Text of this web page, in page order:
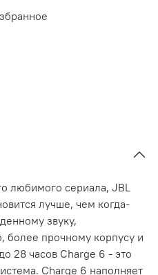
любимого сериала, JBL
лучше, чем когда-
звуку,
прочному корпусу и
28 часов Charge 6 - это
Charge 6 наполняет